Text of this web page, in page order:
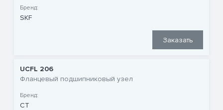
Бренд:
SKF
Заказать
UCFL 206
Фланцевый подшипниковый узел
Бренд:
CT